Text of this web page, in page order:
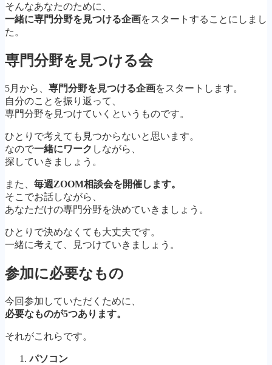
そんなあなたのために、
一緒に専門分野を見つける企画をスタートすることにしまし
た。
専門分野を見つける会
5月から、 専門分野を見つける企画をスタートします。
自分のことを振り返って、
専門分野を見つけていくというものです。
ひとりで考えても見つからないと思います。
なので一緒にワーク しながら、
探していきましょう。
また、 毎週ZOOM相談会を開催します。
そこでお話しながら、
あなただけの専門分野を決めていきましょう。
ひとりで決めなくても大丈夫です。
一緒に考えて、見つけていきましょう。
参加に必要なもの
今回参加していただくために、
必要なものが5つあります。
それがこれらです。
パソコン